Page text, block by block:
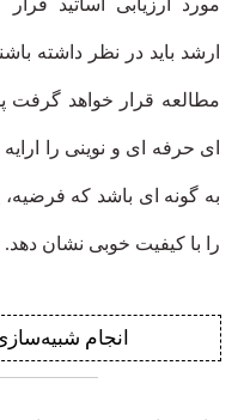
مورد ارزیابی اساتید
ارشد باید در نظر داشته
مطالعه قرار خواهد گرفت
ای حرفه ای و نوینی را ارایه
به گونه ای باشد که
را با کیفیت خوبی نشان دهد.
انجام